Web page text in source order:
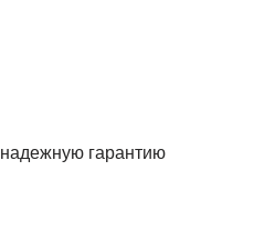
гарантию